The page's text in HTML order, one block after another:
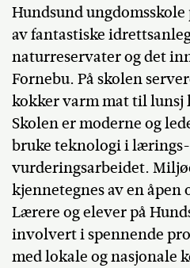
Hundsund
av fantastiske
naturreservater og det
Fornebu. På skolen
kokker varm mat til lunsj
Skolen er moderne og
bruke teknologi i
vurderingsarbeidet.
kjennetegnes av en
Lærere og elever på
involvert i spennende
med lokale og nasjonale